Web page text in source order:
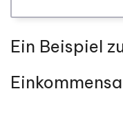
Ein Beispiel